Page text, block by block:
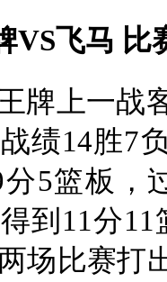
飞马 比
上一战客
绩14胜7
5篮板，
到11分
场比赛打